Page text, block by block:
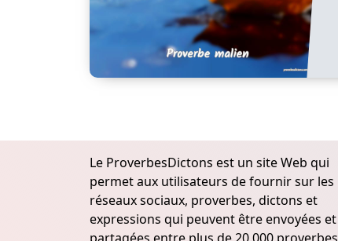
Le ProverbesDictons est un site Web qui
permet aux utilisateurs de fournir sur les
réseaux sociaux, proverbes, dictons et
expressions qui peuvent être envoyées et